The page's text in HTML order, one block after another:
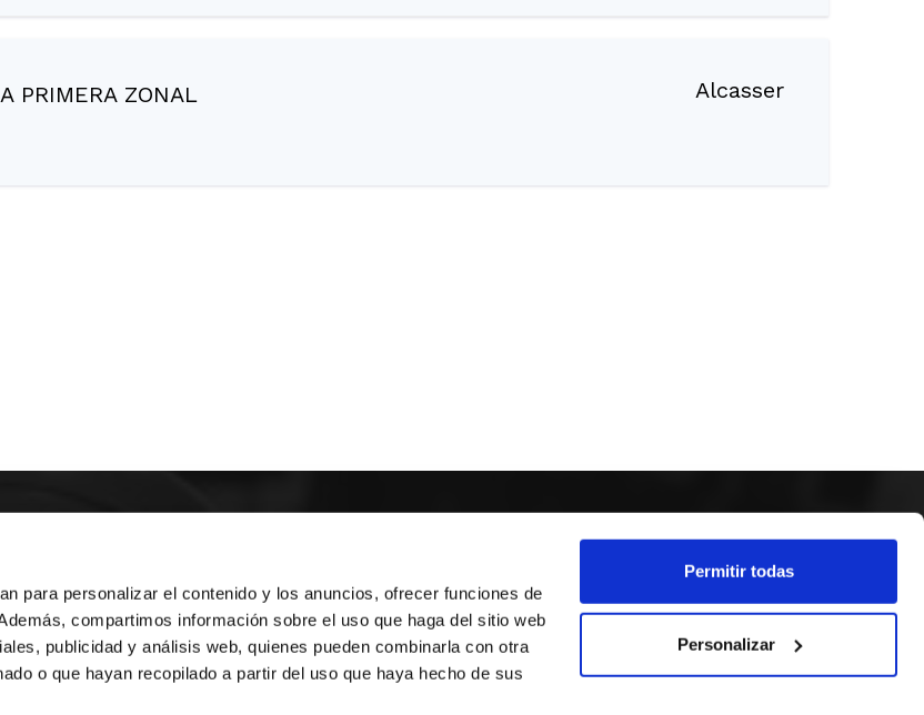
para personalizar el contenido y los anuncios, ofrecer funciones de
compartimos información sobre el uso que haga del sitio web
publicidad y análisis web, quienes pueden combinarla con otra
o que hayan recopilado a partir del uso que haya hecho de sus
Permitir todas
Personalizar
PRIMERA ZONAL
Alcasser
100 3º 17ª
DE POBLET 14 1ª 3º
DE MATANZAS 12